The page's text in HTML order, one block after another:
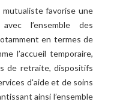
Comportementale
de jour en nutrition
mutualiste favorise une
l’ensemble des
en termes de
l’accueil temporaire,
de retraite, dispositifs
d'aide et de soins
ainsi l’ensemble